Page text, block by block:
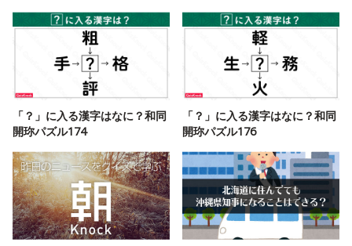
「？」に入る漢字はなに？和同
開珎パズル174
「？」に入る漢字はなに？和同
開珎パズル176